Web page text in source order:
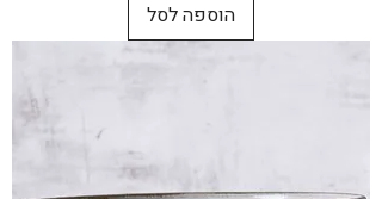
הוספה לסל